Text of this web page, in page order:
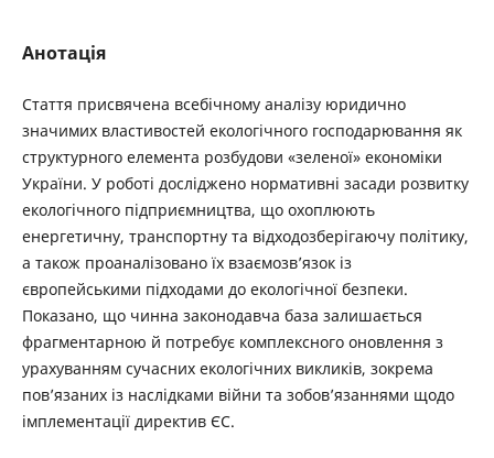
Анотація
Стаття присвячена всебічному аналізу юридично
значимих властивостей екологічного господарювання як
структурного елемента розбудови «зеленої» економіки
України. У роботі досліджено нормативні засади розвитку
екологічного підприємництва, що охоплюють
енергетичну, транспортну та відходозберігаючу політику,
а також проаналізовано їх взаємозв’язок із
європейськими підходами до екологічної безпеки.
Показано, що чинна законодавча база залишається
фрагментарною й потребує комплексного оновлення з
урахуванням сучасних екологічних викликів, зокрема
пов’язаних із наслідками війни та зобов’язаннями щодо
імплементації директив ЄС.